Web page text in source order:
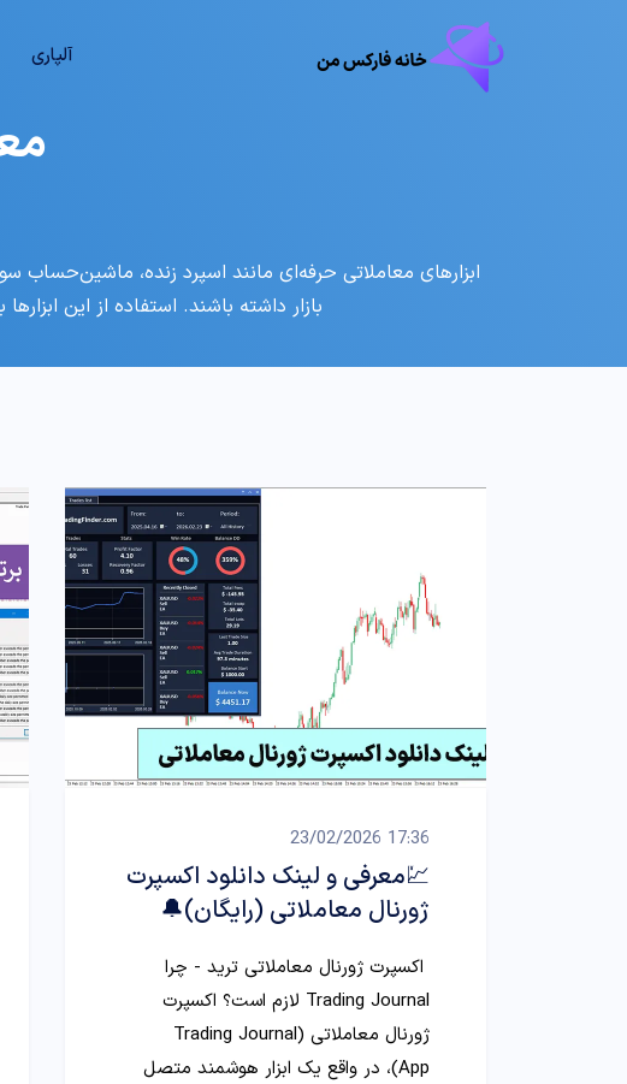
آلپاری
ابزارهای معاملاتی حرفه‌ای مانند اسپرد زنده، ماشین‌حساب
بازار داشته باشند. استفاده از این
17:36 23/02/2026
💹معرفی و لینک دانلود اکسپرت
ژورنال معاملاتی (رایگان)🔔
اکسپرت ژورنال معاملاتی ترید - چرا
Trading Journal لازم است؟ اکسپرت
ژورنال معاملاتی (Trading Journal
App)، در واقع یک ابزار هوشمند متصل